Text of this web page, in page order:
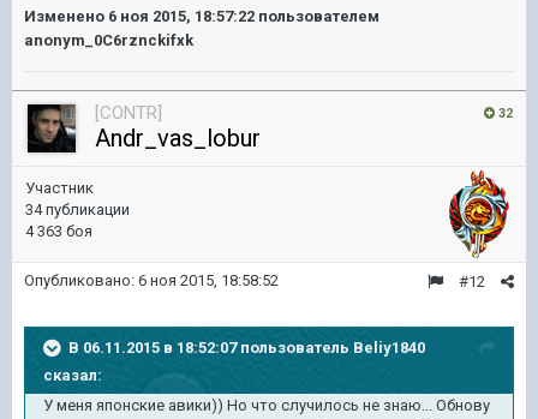
Изменено 6 ноя 2015, 18:57:22 пользователем
anonym_0C6rznckifxk
32
[CONTR]
Andr_vas_lobur
Участник
34 публикации
4 363 боя
#12
Опубликовано: 6 ноя 2015, 18:58:52
В 06.11.2015 в 18:52:07 пользователь Beliy1840
сказал:
У меня японские авики)) Но что случилось не знаю... Обнову